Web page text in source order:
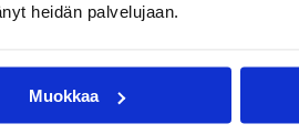
heidän palvelujaan.
Muokkaa